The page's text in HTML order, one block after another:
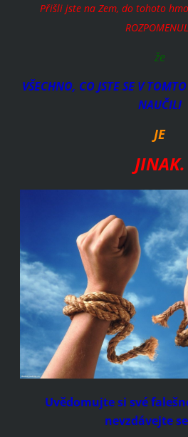
Přišli jste na Zem, do tohoto
že
VŠECHNO, CO JSTE SE V
NAUČILI
JE
JINAK.
Uvědomujte si své
nevzdávejte